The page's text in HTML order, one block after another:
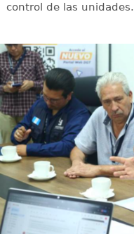
control de las unidades.